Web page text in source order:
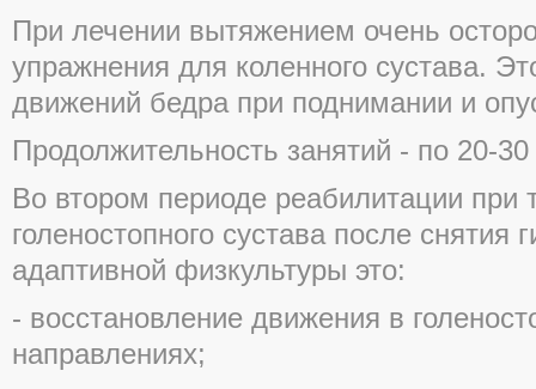
При лечении вытяжением очень
упражнения для коленного сустава.
движений бедра при поднимании и
Продолжительность занятий - по 20-
Во втором периоде реабилитации при
голеностопного сустава после снятия
адаптивной физкультуры это:
- восстановление движения в
направлениях;